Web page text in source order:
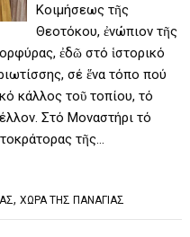
Κοιμήσεως τῆς
Θεοτόκου, ἐνώπιον τῆς
ἐδῶ στό ἱστορικό
σέ ἕνα τόπο πού
κάλλος τοῦ τοπίου, τό
Στό Μοναστήρι τό
τῆς…
,ΧΩΡΑ ΤΗΣ ΠΑΝΑΓΙΑΣ